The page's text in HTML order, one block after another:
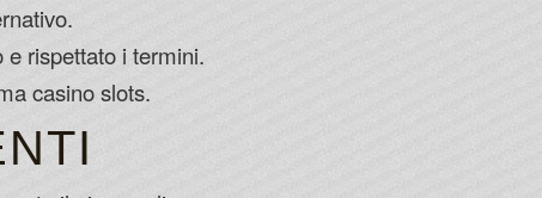
rispettato i termini.
casino slots.